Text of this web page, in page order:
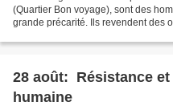
(Quartier Bon voyage), sont des
grande précarité. Ils revendent des
28 août: Résistance
humaine